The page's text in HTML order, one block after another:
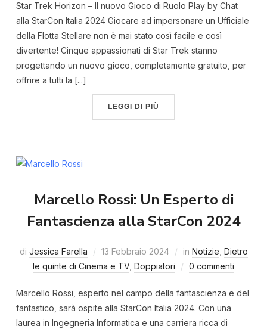
Star Trek Horizon – Il nuovo Gioco di Ruolo Play by Chat
alla StarCon Italia 2024 Giocare ad impersonare un Ufficiale
della Flotta Stellare non è mai stato così facile e così
divertente! Cinque appassionati di Star Trek stanno
progettando un nuovo gioco, completamente gratuito, per
offrire a tutti la [...]
LEGGI DI PIÙ
Marcello Rossi: Un Esperto di
Fantascienza alla StarCon 2024
di Jessica Farella 13 Febbraio 2024 in Notizie Dietro
le quinte di Cinema e TV, Doppiatori 0 commenti
Marcello Rossi, esperto nel campo della fantascienza e del
fantastico, sarà ospite alla StarCon Italia 2024. Con una
laurea in Ingegneria Informatica e una carriera ricca di